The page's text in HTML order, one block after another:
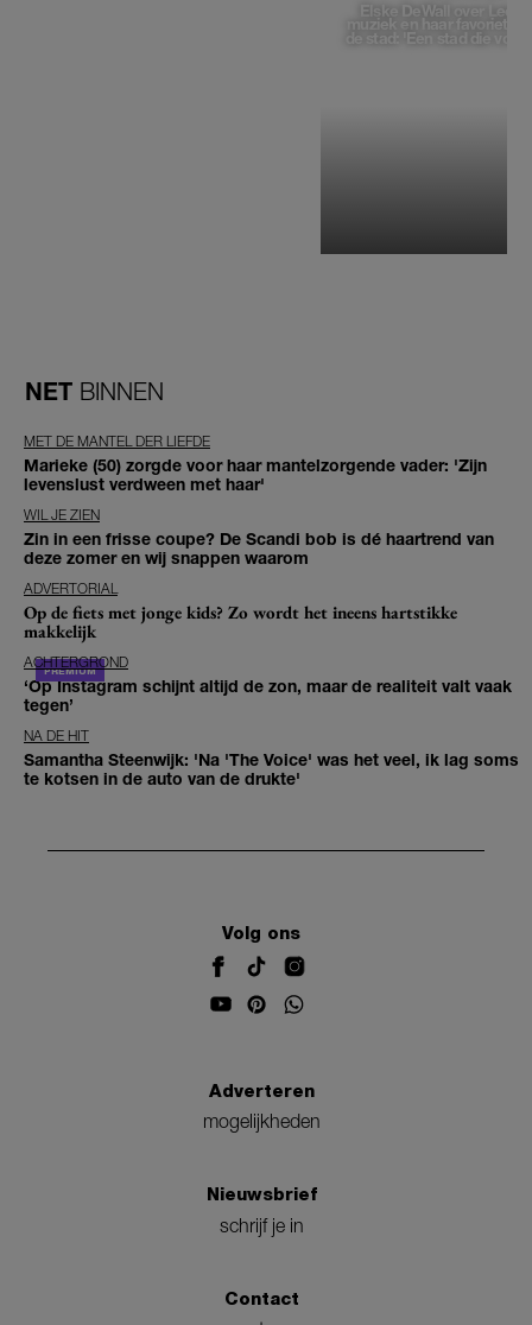
Elske DeWall over
muziek en haar favoriete
de stad: 'Een stad die
NET BINNEN
MET DE MANTEL DER LIEFDE
Marieke (50) zorgde voor haar mantelzorgende vader: 'Zijn
levenslust verdween met haar'
WIL JE ZIEN
Zin in een frisse coupe? De Scandi bob is dé haartrend van
deze zomer en wij snappen waarom
ADVERTORIAL
Op de fiets met jonge kids? Zo wordt het ineens hartstikke
makkelijk
ACHTERGROND
‘Op Instagram schijnt altijd de zon, maar de realiteit valt vaak
tegen’
NA DE HIT
Samantha Steenwijk: 'Na 'The Voice' was het veel, ik lag soms
te kotsen in de auto van de drukte'
Volg ons
Adverteren
mogelijkheden
Nieuwsbrief
schrijf je in
Contact